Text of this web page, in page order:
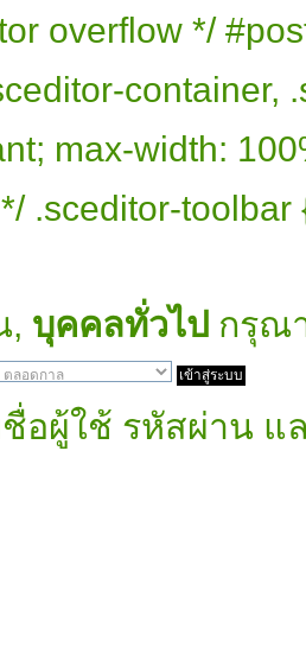
overflow */
container,
max-width:
.sceditor-
, บุคคลทั่วไป กรุณ
อผู้ใช้ รหัสผ่าน แ